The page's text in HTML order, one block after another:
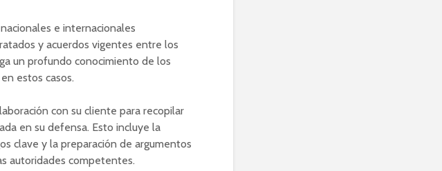
e internacionales
y acuerdos vigentes entre los
un profundo conocimiento de los
estos casos.
con su cliente para recopilar
en su defensa. Esto incluye la
clave y la preparación de argumentos
autoridades competentes.